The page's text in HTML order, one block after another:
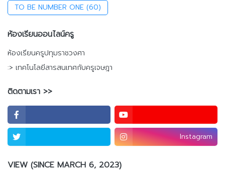
TO BE NUMBER ONE (60)
ห้องเรียนออนไลน์ครู
ห้องเรียนครูปทุมราชวงศา
:> เทคโนโลยีสารสนเทศกับครูเจษฎา
ติดตามเรา >>
Instagram
VIEW (SINCE MARCH 6, 2023)